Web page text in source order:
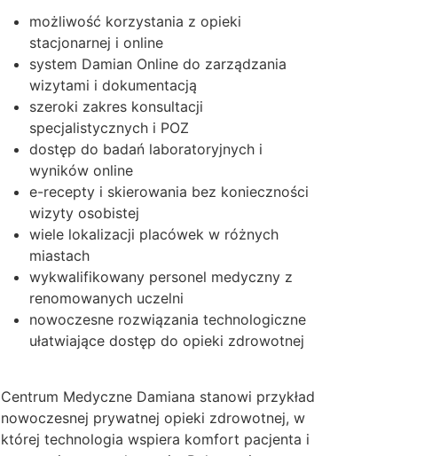
możliwość korzystania z opieki
stacjonarnej i online
system Damian Online do zarządzania
wizytami i dokumentacją
szeroki zakres konsultacji
specjalistycznych i POZ
dostęp do badań laboratoryjnych i
wyników online
e-recepty i skierowania bez konieczności
wizyty osobistej
wiele lokalizacji placówek w różnych
miastach
wykwalifikowany personel medyczny z
renomowanych uczelni
nowoczesne rozwiązania technologiczne
ułatwiające dostęp do opieki zdrowotnej
Centrum Medyczne Damiana stanowi przykład
nowoczesnej prywatnej opieki zdrowotnej, w
której technologia wspiera komfort pacjenta i